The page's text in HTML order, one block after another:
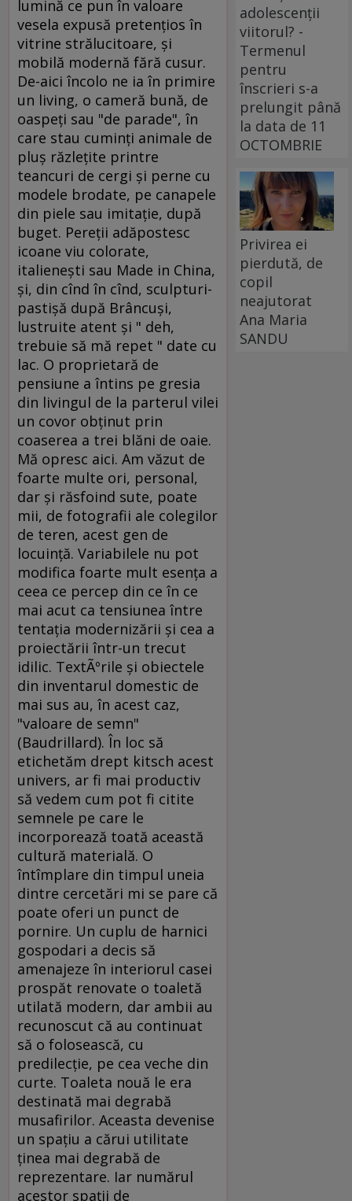
lumină ce pun în valoare
vesela expusă pretenţios în
vitrine strălucitoare, şi
mobilă modernă fără cusur.
De-aici încolo ne ia în primire
un living, o cameră bună, de
oaspeţi sau "de parade", în
care stau cuminţi animale de
pluş răzleţite printre
teancuri de cergi şi perne cu
modele brodate, pe canapele
din piele sau imitaţie, după
buget. Pereţii adăpostesc
icoane viu colorate,
italieneşti sau Made in China,
şi, din cînd în cînd, sculpturi-
pastişă după Brâncuşi,
lustruite atent şi " deh,
trebuie să mă repet " date cu
lac. O proprietară de
pensiune a întins pe gresia
din livingul de la parterul vilei
un covor obţinut prin
coaserea a trei blăni de oaie.
Mă opresc aici. Am văzut de
foarte multe ori, personal,
dar şi răsfoind sute, poate
mii, de fotografii ale colegilor
de teren, acest gen de
locuinţă. Variabilele nu pot
modifica foarte mult esenţa a
ceea ce percep din ce în ce
mai acut ca tensiunea între
tentaţia modernizării şi cea a
proiectării într-un trecut
idilic. TextÃºrile şi obiectele
din inventarul domestic de
mai sus au, în acest caz,
"valoare de semn"
(Baudrillard). În loc să
etichetăm drept kitsch acest
univers, ar fi mai productiv
să vedem cum pot fi citite
semnele pe care le
incorporează toată această
cultură materială. O
întîmplare din timpul uneia
dintre cercetări mi se pare că
poate oferi un punct de
pornire. Un cuplu de harnici
gospodari a decis să
amenajeze în interiorul casei
prospăt renovate o toaletă
utilată modern, dar ambii au
recunoscut că au continuat
să o folosească, cu
predilecţie, pe cea veche din
curte. Toaleta nouă le era
destinată mai degrabă
musafirilor. Aceasta devenise
un spaţiu a cărui utilitate
ţinea mai degrabă de
reprezentare. Iar numărul
acestor spaţii de
adolescenții
viitorul? -
Termenul
pentru
înscrieri s-a
prelungit până
la data de 11
OCTOMBRIE
Privirea ei
pierdută, de
copil
neajutorat
Ana Maria
SANDU